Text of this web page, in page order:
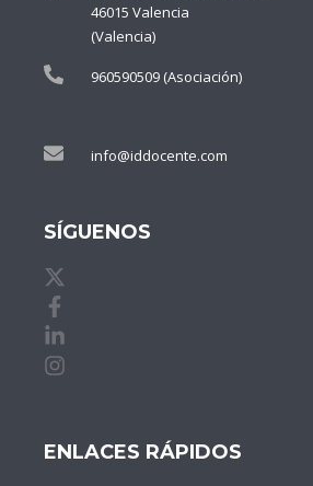
46015 Valencia
(Valencia)
960590509 (Asociación)
info@iddocente.com
SÍGUENOS
ENLACES RÁPIDOS